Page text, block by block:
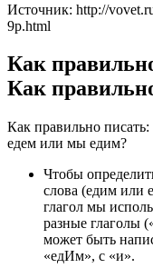
Источник: http://
9p.html
Как
Как
Как правильно
едем или мы едим?
Чтобы
слова (едим или
глагол мы
разные глаголы
может быть
«едИм», с «и».